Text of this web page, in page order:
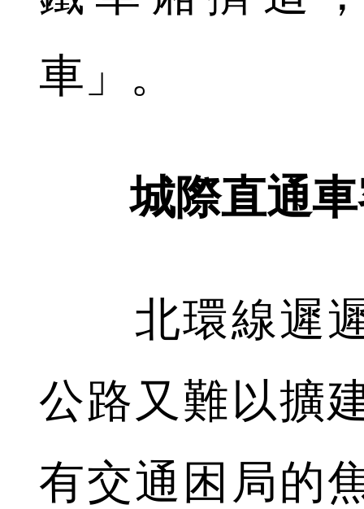
車」。
城際直通
北環線遲遲
公路又難以擴
有交通困局的